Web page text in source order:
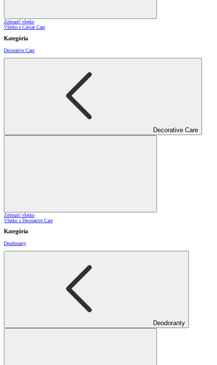
Zobraziť všetko
Všetko z Caviar Care
Kategória
Decorative Care
Decorative Care
Zobraziť všetko
Všetko z Decorative Care
Kategória
Deodoranty
Deodoranty